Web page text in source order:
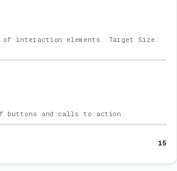
of interaction elements. Target Size:
buttons and calls to action.
15